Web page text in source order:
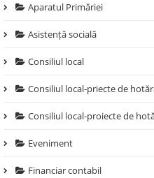
Aparatul Primăriei
Asistență socială
Consiliul local
Consiliul local-priecte de
Consiliul local-proiecte de
Eveniment
Financiar contabil